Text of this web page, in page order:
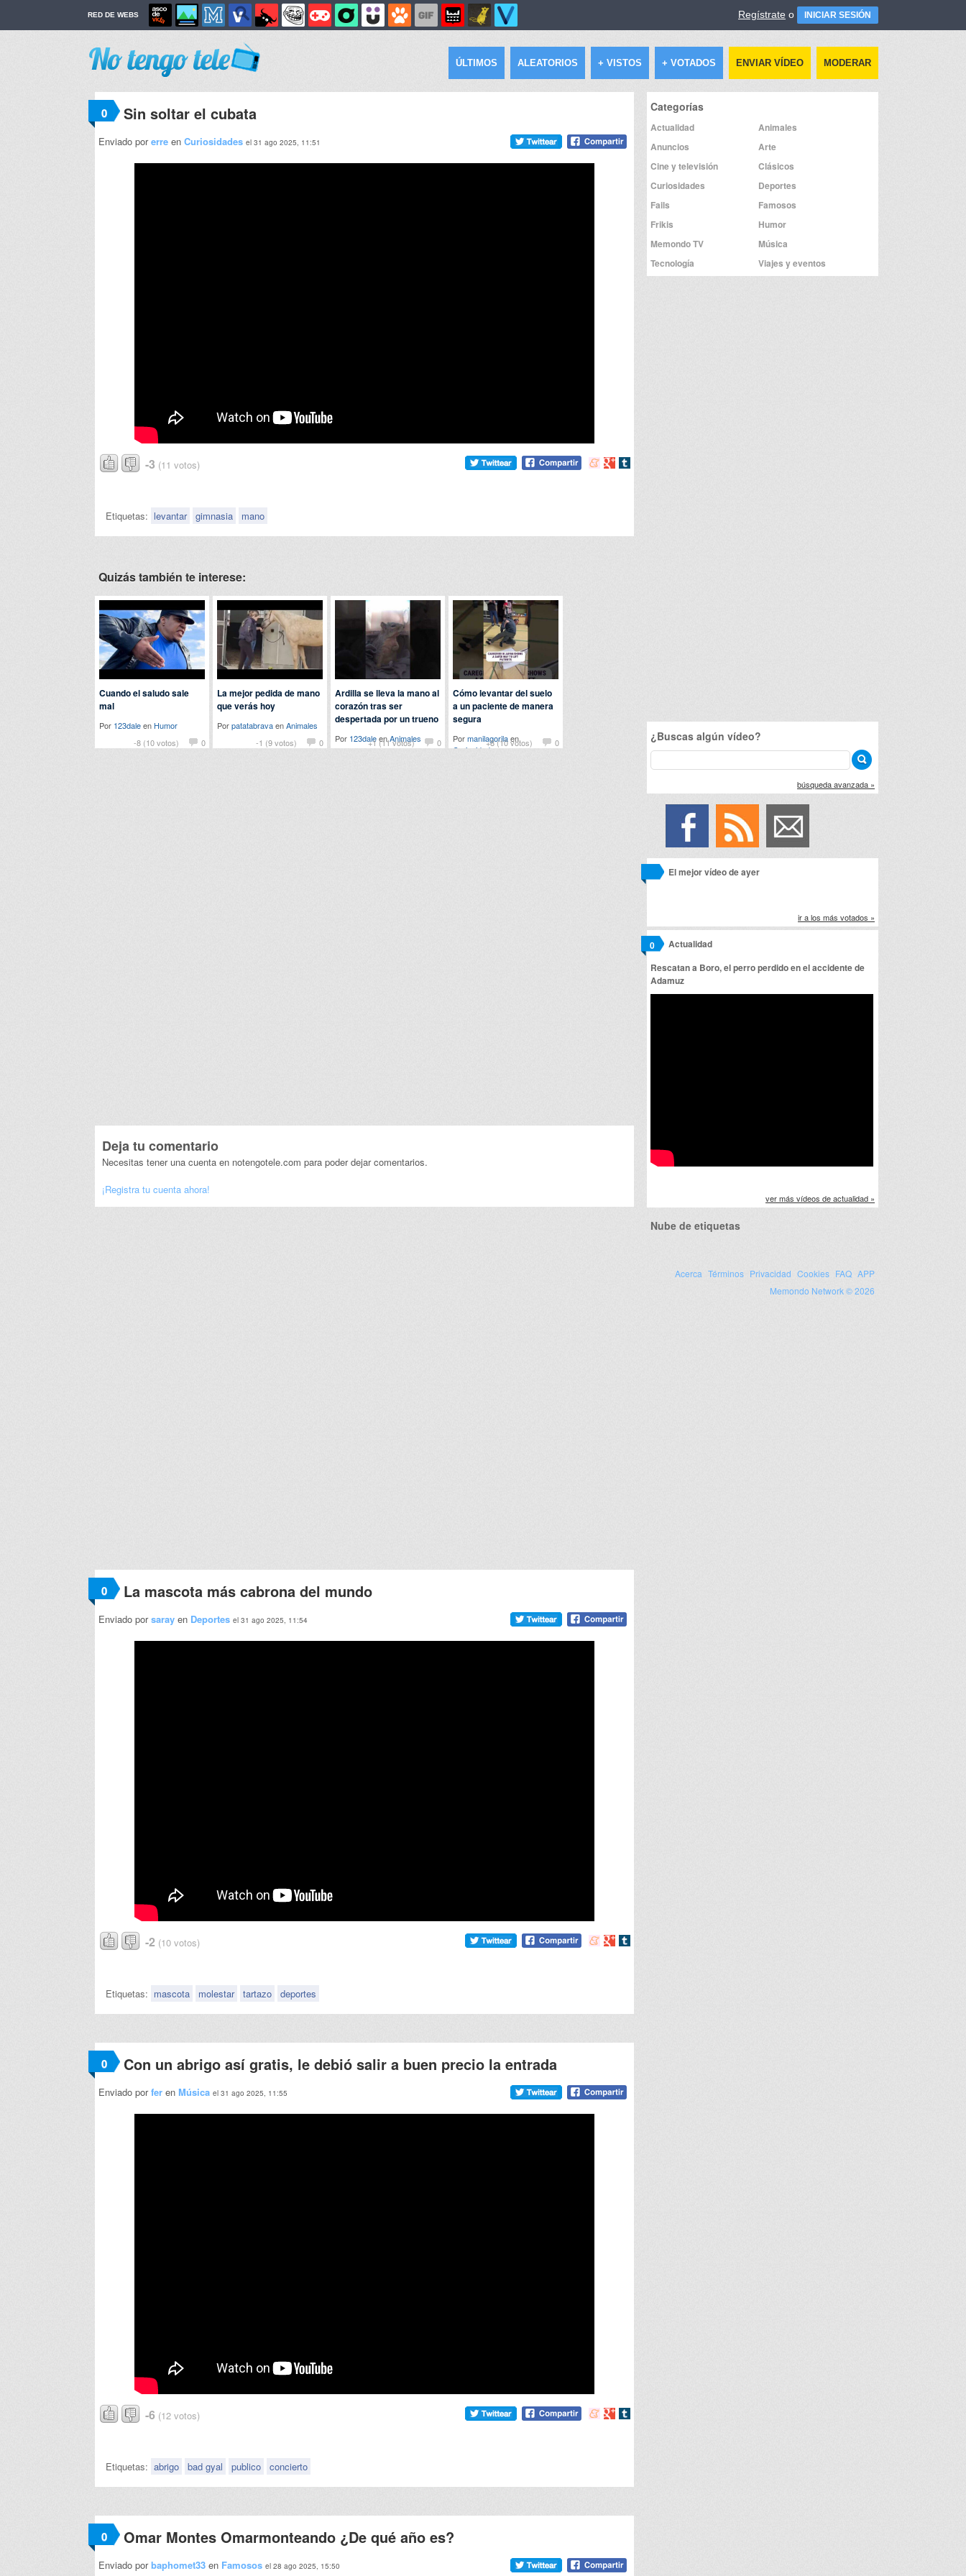
RED DE WEBS Regístrate o INICIAR SESIÓN
ÚLTIMOS ALEATORIOS + VISTOS + VOTADOS ENVIAR VÍDEO MODERAR
0 Sin soltar el cubata
Enviado porerre en Curiosidades el 31 ago 2025, 11:51
-3 (11 votos)
Compartir
Compartir
Compartir
Etiquetas: levantar gimnasia mano
Quizás también te interese:
-8 (10 votos) 0
Cuando el saludo sale
mal
Por 123daleen Humor
-1 (9 votos)
0
La mejor pedida de mano
que verás hoy
PorpatatabravaenAnimales
+1 (11 votos)
0
Ardilla se lleva la mano al
corazón tras ser
despertada por un trueno
Por 123daleenAnimales +8 (10 votos) 0
Cómo levantar del suelo
a un paciente de manera
segura
Pormanilagorilaen
Curiosidades
Deja tu comentario
Necesitas tener una cuenta en notengotele.com para poder dejar comentarios.
¡Registra tu cuenta ahora!
0 La mascota más cabrona del mundo
Enviado porsaray en Deportes el 31 ago 2025, 11:54
-2 (10 votos)
Compartir
Compartir
Compartir
Etiquetas: mascota molestar tartazo deportes
0 Con un abrigo así gratis, le debió salir a buen precio la entrada
Enviado porfer en Música el 31 ago 2025, 11:55
-6 (12 votos)
Compartir
Compartir
Compartir
Etiquetas: abrigo bad gyal publico concierto
0 Omar Montes Omarmonteando ¿De qué año es?
Enviado porbaphomet33 en Famosos el 28 ago 2025, 15:50
Categorías
Actualidad
Animales
Anuncios
Arte
Cine y televisión
Clásicos
Curiosidades
Deportes
Fails
Famosos
Frikis
Humor
Memondo TV
Música
Tecnología
Viajes y eventos
¿Buscas algún vídeo?
búsqueda avanzada »
El mejor vídeo de ayer
ir a los más votados »
Actualidad
0
Rescatan a Boro, el perro perdido en el accidente de
Adamuz
ver más vídeos de actualidad »
Nube de etiquetas
Acerca Términos Privacidad Cookies FAQ APP
Memondo Network © 2026